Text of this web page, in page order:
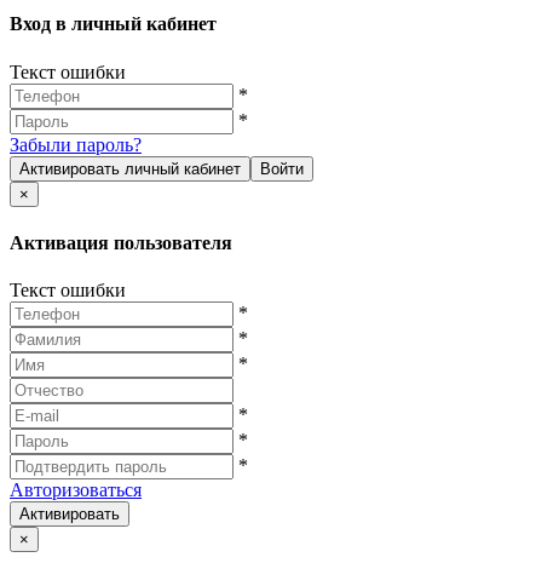
Вход в личный кабинет
Текст ошибки
*
*
Забыли пароль?
Активировать личный кабинет
Войти
×
Активация пользователя
Текст ошибки
*
*
*
*
*
*
Авторизоваться
Активировать
×